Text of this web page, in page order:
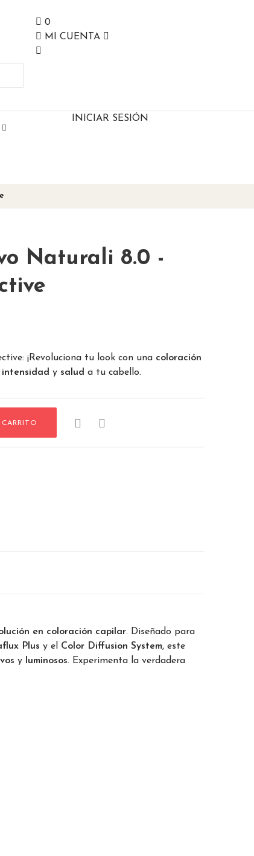
0
MI CUENTA
INICIAR SESIÓN
Naturali 8.0 -
¡Revoluciona tu look con una coloración
intensidad y salud a tu cabello.
 
en coloración capilar. Diseñado para
Plus y el Color Diffusion System, este
y luminosos. Experimenta la verdadera